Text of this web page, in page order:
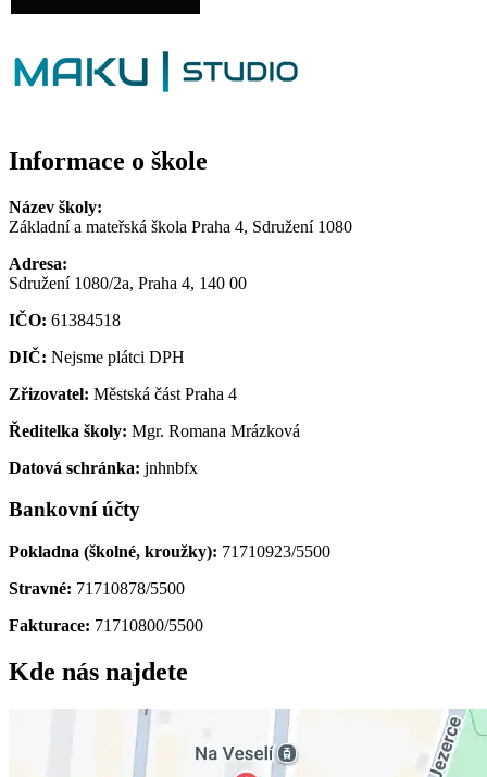
Informace o škole
Název školy:
Základní a mateřská škola Praha 4, Sdružení 1080
Adresa:
Sdružení 1080/2a, Praha 4, 140 00
IČO: 61384518
DIČ: Nejsme plátci DPH
Zřizovatel: Městská část Praha 4
Ředitelka školy: Mgr. Romana Mrázková
Datová schránka: jnhnbfx
Bankovní účty
Pokladna (školné, kroužky): 71710923/5500
Stravné: 71710878/5500
Fakturace: 71710800/5500
Kde nás najdete